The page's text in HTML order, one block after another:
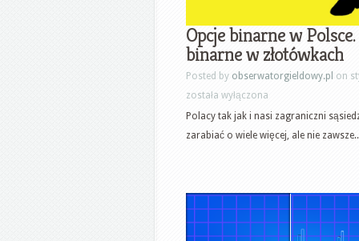
Opcje binarne w
binarne w złotówkach
Posted by obserwatorgieldowy.pl on
została wyłączona
Polacy tak jak i nasi zagraniczni
zarabiać o wiele więcej, ale nie